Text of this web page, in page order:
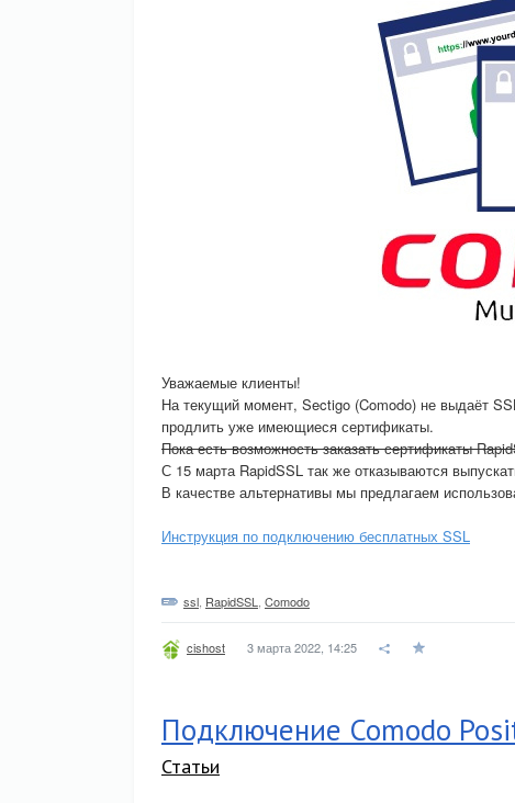
Уважаемые клиенты!
На текущий момент, Sectigo (Comodo) не выдаёт
продлить уже имеющиеся сертификаты.
Пока есть возможность заказать сертификаты
С 15 марта RapidSSL так же отказываются
В качестве альтернативы мы предлагаем
Инструкция по подключению бесплатных SSL
ssl RapidSSL Comodo
cishost 3 марта 2022, 14:25
Подключение Comodo
Статьи